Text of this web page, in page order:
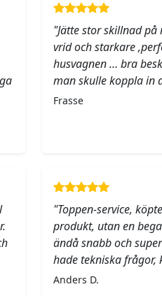
"Jätte stor skillnad på
vrid och starkare
husvagnen … bra
man skulle koppla
Frasse
"Toppen-service,
produkt, utan en
ändå snabb och
hade tekniska frågor,
Anders D.